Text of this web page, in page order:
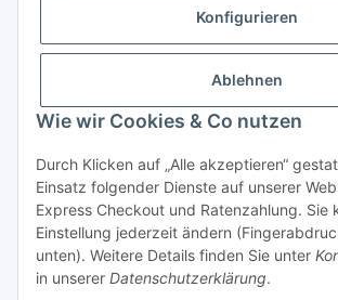
Konfigurieren
Ablehnen
Wie wir Cookies & Co nutzen
Durch Klicken auf „Alle akzeptieren“
Einsatz folgender Dienste auf unserer
Express Checkout und Ratenzahlung. Sie
Einstellung jederzeit ändern
unten). Weitere Details finden Sie unter
in unserer Datenschutzerklärung.
Informationen
Gesetzliche Informationen
Vertrag widerrufen